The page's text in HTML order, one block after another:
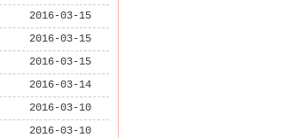
2016-03-15
2016-03-15
2016-03-15
2016-03-14
2016-03-10
2016-03-10